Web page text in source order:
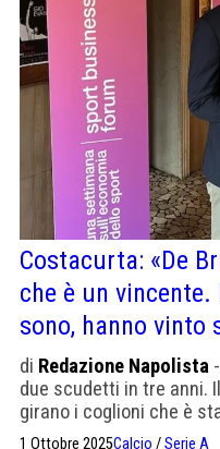
Costacurta: «De
che è un
sono, hanno vinto
di Redazione Napolista
due scudetti in tre anni.
girano i coglioni che è
1 Ottobre 2025Calcio /Serie A